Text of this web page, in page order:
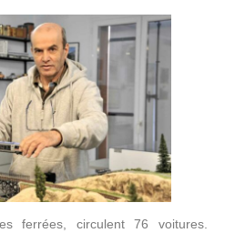
ferrées, circulent 76 voitures.